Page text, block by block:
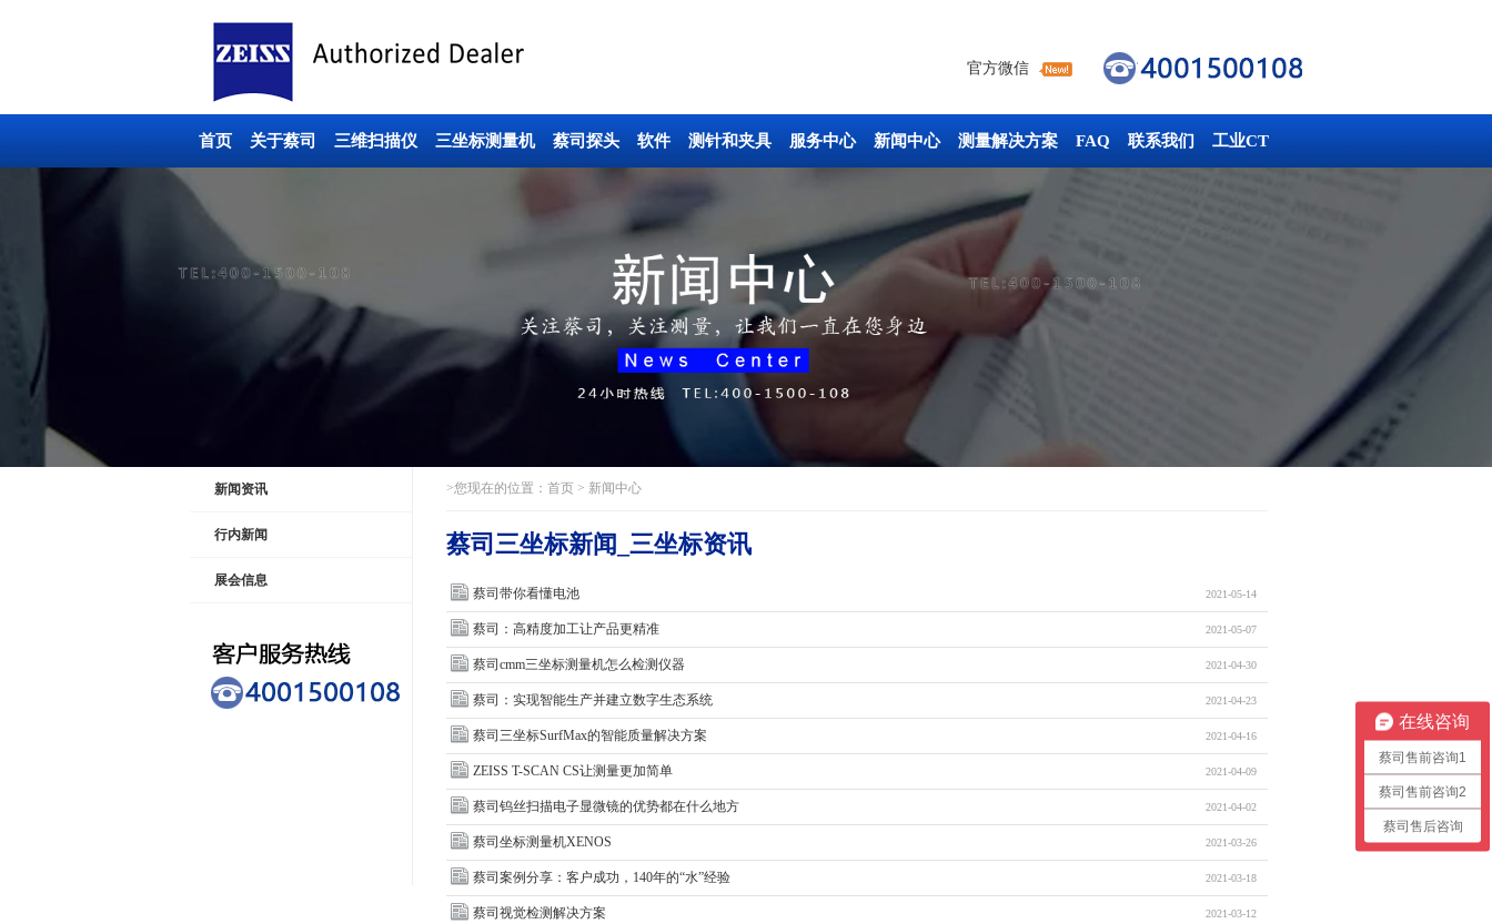
官方微信
首页 关于蔡司 三维扫描仪 三坐标测量机 蔡司探头 软件 测针和夹具 服务中心 新闻中心 测量解决方案 FAQ 联系我们 工业CT
新闻资讯
行内新闻
展会信息
>您现在的位置： 首页 > 新闻中心
蔡司三坐标新闻_三坐标资讯
蔡司带你看懂电池 2021-05-14
蔡司：高精度加工让产品更精准 2021-05-07
蔡司cmm三坐标测量机怎么检测仪器 2021-04-30
蔡司：实现智能生产并建立数字生态系统 2021-04-23
蔡司三坐标SurfMax的智能质量解决方案 2021-04-16
ZEISS T-SCAN CS让测量更加简单 2021-04-09
蔡司钨丝扫描电子显微镜的优势都在什么地方 2021-04-02
蔡司坐标测量机XENOS 2021-03-26
蔡司案例分享：客户成功，140年的“水”经验 2021-03-18
蔡司视觉检测解决方案 2021-03-12
在线咨询
蔡司售前咨询1
蔡司售前咨询2
蔡司售后咨询